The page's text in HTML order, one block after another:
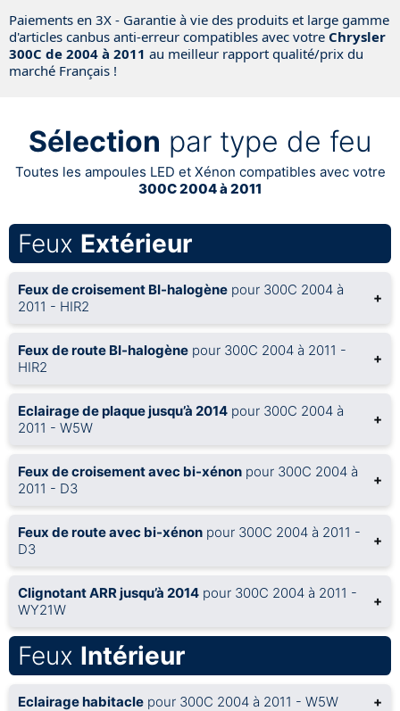
Paiements en 3X - Garantie à vie des produits et large gamme
d'articles canbus anti-erreur compatibles avec votre Chrysler
300C de 2004 à 2011 au meilleur rapport qualité/prix du
marché Français !
Sélection par type de feu
Toutes les ampoules LED et Xénon compatibles avec votre
300C 2004 à 2011
Feux Extérieur
Feux de croisement BI-halogène pour 300C 2004 à
2011 - HIR2
+
Feux de route BI-halogène pour 300C 2004 à 2011 -
HIR2
+
Eclairage de plaque jusqu’à 2014 pour 300C 2004 à
2011 - W5W
+
Feux de croisement avec bi-xénon pour 300C 2004 à
2011 - D3
+
Feux de route avec bi-xénon pour 300C 2004 à 2011 -
D3
+
Clignotant ARR jusqu’à 2014 pour 300C 2004 à 2011 -
WY21W
+
Feux Intérieur
Eclairage habitacle pour 300C 2004 à 2011 - W5W +